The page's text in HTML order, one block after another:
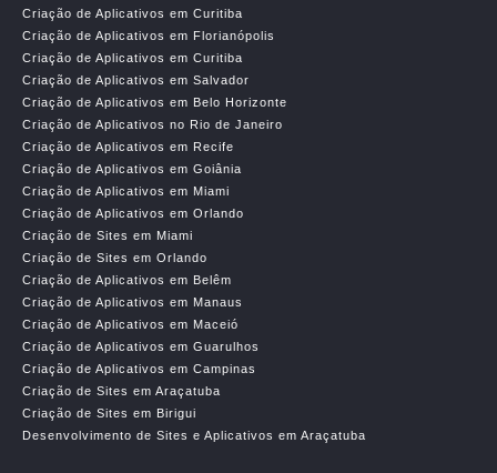
Criação de Aplicativos em Curitiba
Criação de Aplicativos em Florianópolis
Criação de Aplicativos em Curitiba
Criação de Aplicativos em Salvador
Criação de Aplicativos em Belo Horizonte
Criação de Aplicativos no Rio de Janeiro
Criação de Aplicativos em Recife
Criação de Aplicativos em Goiânia
Criação de Aplicativos em Miami
Criação de Aplicativos em Orlando
Criação de Sites em Miami
Criação de Sites em Orlando
Criação de Aplicativos em Belêm
Criação de Aplicativos em Manaus
Criação de Aplicativos em Maceió
Criação de Aplicativos em Guarulhos
Criação de Aplicativos em Campinas
Criação de Sites em Araçatuba
Criação de Sites em Birigui
Desenvolvimento de Sites e Aplicativos em Araçatuba